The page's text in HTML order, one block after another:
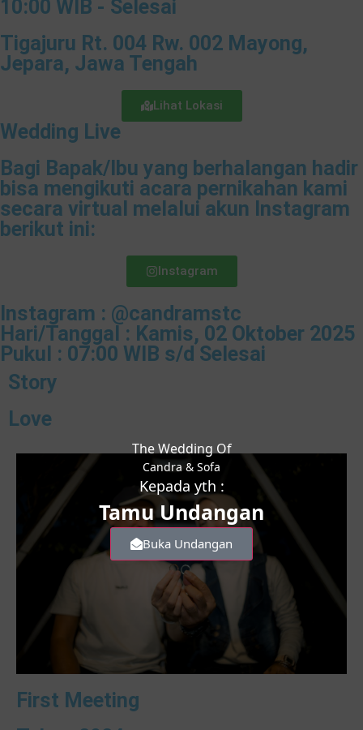
10:00 WIB - Selesai
Tigajuru Rt. 004 Rw. 002 Mayong,
Jepara, Jawa Tengah
Lihat Lokasi
Wedding Live
Bagi Bapak/Ibu yang berhalangan hadir
bisa mengikuti acara pernikahan kami
secara virtual melalui akun Instagram
berikut ini:
Instagram
Instagram : @candramstc
Hari/Tanggal : Kamis, 02 Oktober 2025
Pukul : 07:00 WIB s/d Selesai
Story
Love
First Meeting
The Wedding Of
Candra & Sofa
Kepada yth :
Tamu Undangan
Buka Undangan